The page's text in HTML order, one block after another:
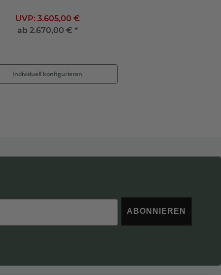
UVP: 3.605,00 €
ab 2.670,00 € *
Individuell konfigurieren
ABONNIEREN